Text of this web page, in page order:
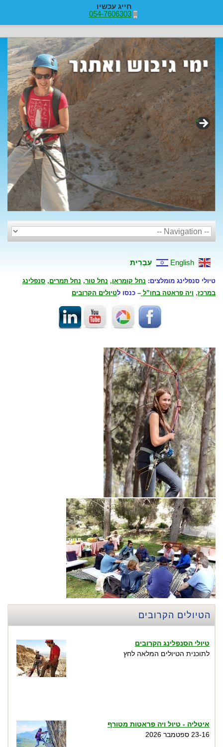
חייג עכשיו
054-7606303
>
English עִבְרִית
טיולי סנפלינג מומלצים: נחל קומראן, נחל טור, נחל תמרים, סנפלינג
במרכז, ויה פראטה בחו”ל – כנסו לטיולים הקרובים
הטיולים הקרובים
טיולי הסנפלינג הקרובים
לתוכנית הטיולים המלאה לחץ
איטליה - טיול ויה פראטות מטורף
23-16 ספטמבר 2026